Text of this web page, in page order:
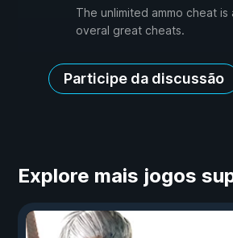
The unlimited ammo cheat
overal great cheats.
Participe da discussão
Explore mais jogos